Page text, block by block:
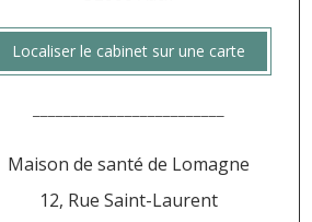
Localiser le cabinet sur une carte
Maison de santé de Lomagne
12, Rue Saint-Laurent